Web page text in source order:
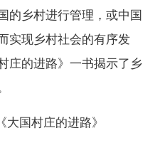
的乡村进行管理，或中国
实现乡村社会的有序发
庄的进路》一书揭示了乡
国村庄的进路》